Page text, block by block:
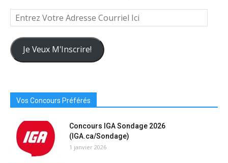
Entrez
Votre
Adresse
Courriel
Ici
Je Veux M'Inscrire!
Vos Concours Préférés
Concours IGA Sondage 2026
(IGA.ca/Sondage)
1 janvier 2026